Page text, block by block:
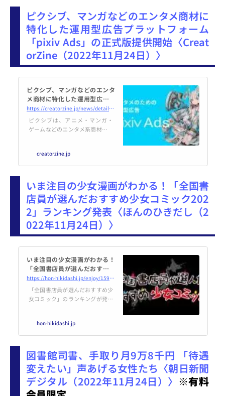
は言えない状況ですが、今後、日
本ではどのような立ち位置となっ
ていくのでしょうか。
ピクシブ、マンガなどのエンタメ商材に
特化した運用型広告プラットフォーム
「pixiv Ads」の正式版提供開始〈Creat
orZine（2022年11月24日）〉
ピクシブ、マンガなどのエンタ
メ商材に特化した運用型広告プ
ラットフォーム「pixiv Ads」の
正式版提供開始
https://creatorzine.jp/news/detail/3698
ピクシブは、アニメ・マンガ・
ゲームなどのエンタメ系商材に特
始する。 「pix...
creatorzine.jp
いま注目の少女漫画がわかる！「全国書
店員が選んだおすすめ少女コミック202
2」ランキング発表〈ほんのひきだし（2
022年11月24日）〉
いま注目の少女漫画がわかる！
「全国書店員が選んだおすすめ
少女コミック2022」ランキング
発表 | ほんのひきだし
https://hon-hikidashi.jp/enjoy/159252/
「全国書店員が選んだおすすめ少
女コミック」のランキングが発表
女漫画の上位10作品はどんな作品
でしょうか。
hon-hikidashi.jp
図書館司書、手取り月9万8千円 「待遇
変えたい」声あげる女性たち〈朝日新聞
デジタル（2022年11月24日）〉 ※有料